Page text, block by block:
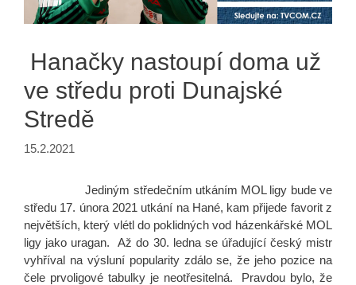
Hanačky nastoupí doma už
ve středu proti Dunajské
Stredě
15.2.2021
Jediným středečním utkáním MOL ligy bude ve
středu 17. února 2021 utkání na Hané, kam přijede favorit z
největších, který vlétl do poklidných vod házenkářské MOL
ligy jako uragan. Až do 30. ledna se úřadující český mistr
vyhříval na výsluní popularity zdálo se, že jeho pozice na
čele prvoligové tabulky je neotřesitelná. Pravdou bylo, že